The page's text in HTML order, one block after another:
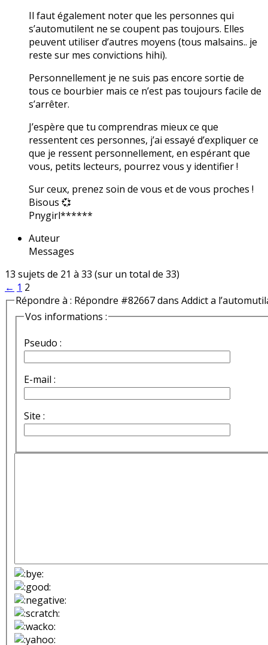
Il faut également noter que les personnes qui
s’automutilent ne se coupent pas toujours. Elles
peuvent utiliser d’autres moyens (tous malsains.. je
reste sur mes convictions hihi).
Personnellement je ne suis pas encore sortie de
tous ce bourbier mais ce n’est pas toujours facile de
s’arrêter.
J’espère que tu comprendras mieux ce que
ressentent ces personnes, j’ai essayé d’expliquer ce
que je ressent personnellement, en espérant que
vous, petits lecteurs, pourrez vous y identifier !
Sur ceux, prenez soin de vous et de vous proches !
Bisous 💞
Pnygirl******
Auteur
Messages
13 sujets de 21 à 33 (sur un total de 33)
← 1 2
Répondre à : Répondre #82667 dans Addict a
Vos informations :
Pseudo :
E-mail :
Site :